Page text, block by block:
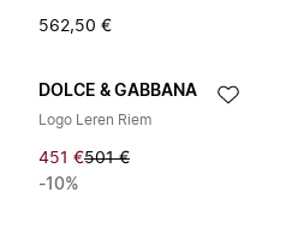
562,50 €
DOLCE & GABBANA
Logo Leren Riem
451 €501 €
-10%